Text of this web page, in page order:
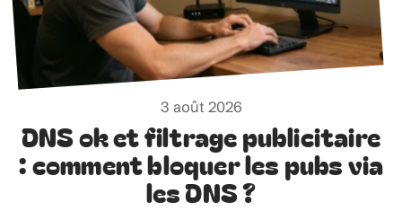
3 août 2026
DNS ok et filtrage publicitaire
: comment bloquer les pubs via
les DNS ?